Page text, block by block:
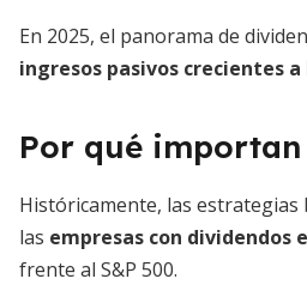
En 2025, el panorama de
ingresos pasivos crecientes
Por qué
Históricamente, las estrategias
las empresas con dividendos
frente al S&P 500.